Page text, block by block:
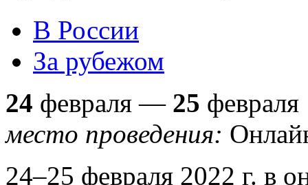
В России
За рубежом
24 февраля — 25 февраля
место проведения:
24–25 февраля 2022 г. в